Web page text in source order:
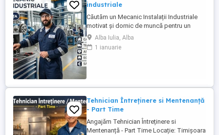
industriale
Căutăm un Mecanic Instalații Industriale
motivat și dornic de muncă pentru un
proiect derulat în Auxerre, Franța. Ce îți
oferim: -Pachet salarial atractiv (în funcție
de experiență și calificare) -Cazare
Alba Iulia, Alba
1 ianuarie
Tehnician Întreținere si Mentenanță
- Part Time
Angajăm Tehnician Întreținere si
Mentenanță - Part Time Locație: Timișoara